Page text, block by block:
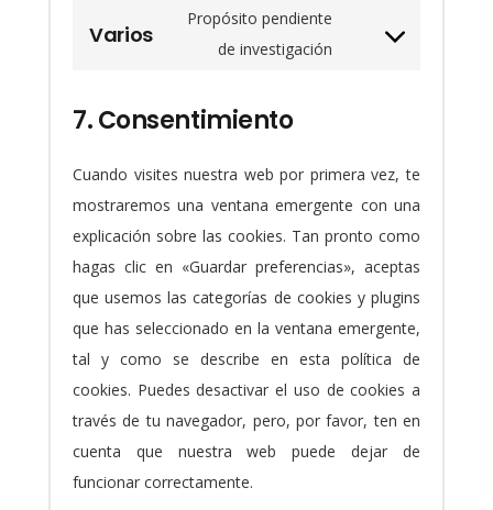
whatsapp
service
Varios
Propósito pendiente
de investigación
Consent
7. Consentimiento
Cuando visites nuestra web por primera vez, te
mostraremos una ventana emergente con una
explicación sobre las cookies. Tan pronto como
hagas clic en «Guardar preferencias», aceptas
que usemos las categorías de cookies y plugins
que has seleccionado en la ventana emergente,
tal y como se describe en esta política de
cookies. Puedes desactivar el uso de cookies a
través de tu navegador, pero, por favor, ten en
cuenta que nuestra web puede dejar de
funcionar correctamente.